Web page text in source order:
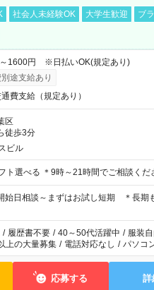
社会人未経験OK 大学生歓迎
ブ
1600円 ※日払いOK(規定あり)
途支給あり
費支給（規定あり）
区
徒歩3分
ビル
▼5h～シフト選べる ＊9時～21時間でご相談く
始日相談～まずはお試し短期 ＊長期
/ 履歴書不要 / 40～50代活躍中 / 服装
上の大量募集 / 電話対応なし / パソコ
応募する 詳